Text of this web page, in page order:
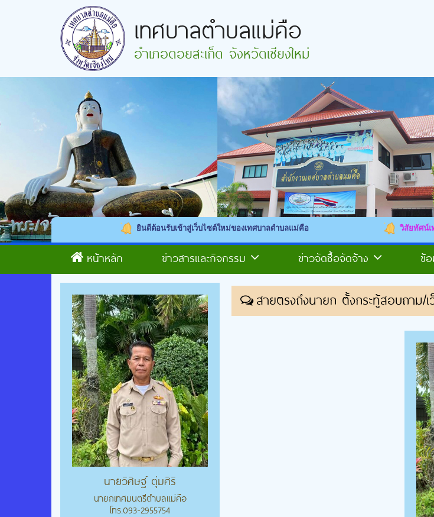
เทศบาลตำบลแม่คือ
อำเภอดอยสะเก็ด จังหวัดเชียงใหม่
ยินดีต้อนรับเข้าสู่เว็บไซต์ใหม่ของเทศบาลตำบลแม่คือ วิสัยทัศน์เทศบาลตำบล
หน้าหลัก ข่าวสารและกิจกรรม ข่าวจัดซื้อจัดจ้าง ข้
นายวิศิษฐ์ ตุ่มศิริ
นายกเทศมนตรีตำบลแม่คือ
โทร.093-2955754
สายตรงถึงนายก ตั้งกระทู้สอบถาม/